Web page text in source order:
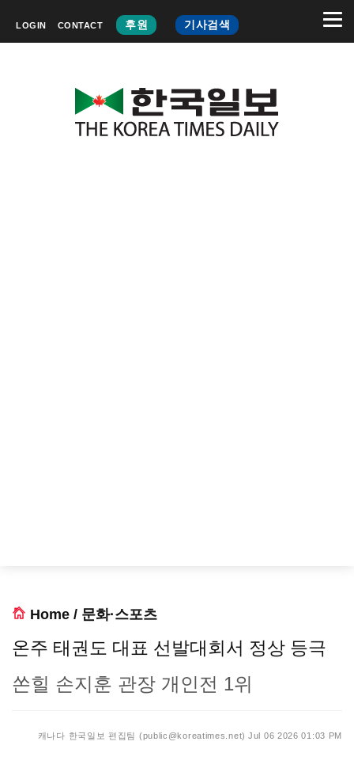
LOGIN CONTACT 후원 기사검색
Home / 문화·스포츠
온주 태권도 대표 선발대회서 정상 등극
쏜힐 손지훈 관장 개인전 1위
캐나다 한국일보 편집팀 (public@koreatimes.net) Jul 06 2026 01:03 PM